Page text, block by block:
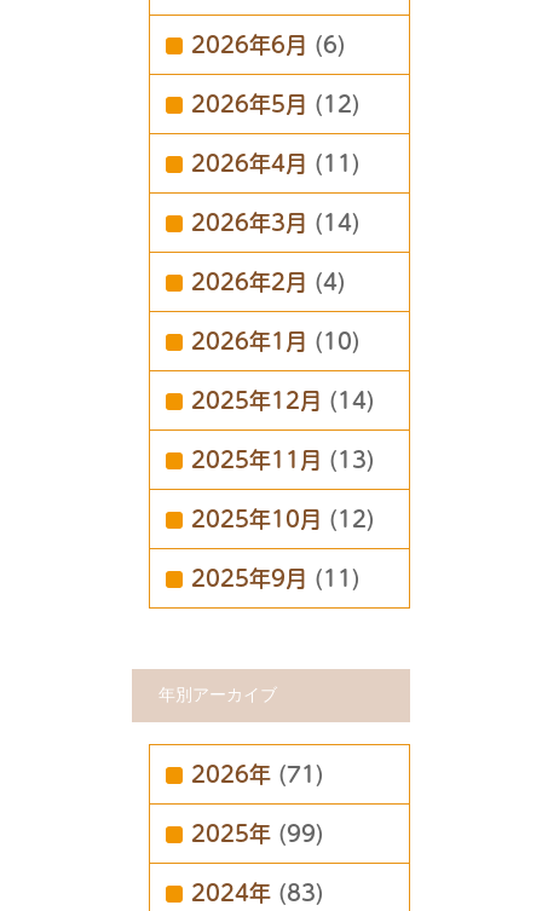
2026年6月 (6)
2026年5月 (12)
2026年4月 (11)
2026年3月 (14)
2026年2月 (4)
2026年1月 (10)
2025年12月 (14)
2025年11月 (13)
2025年10月 (12)
2025年9月 (11)
年別アーカイブ
2026年 (71)
2025年 (99)
2024年 (83)